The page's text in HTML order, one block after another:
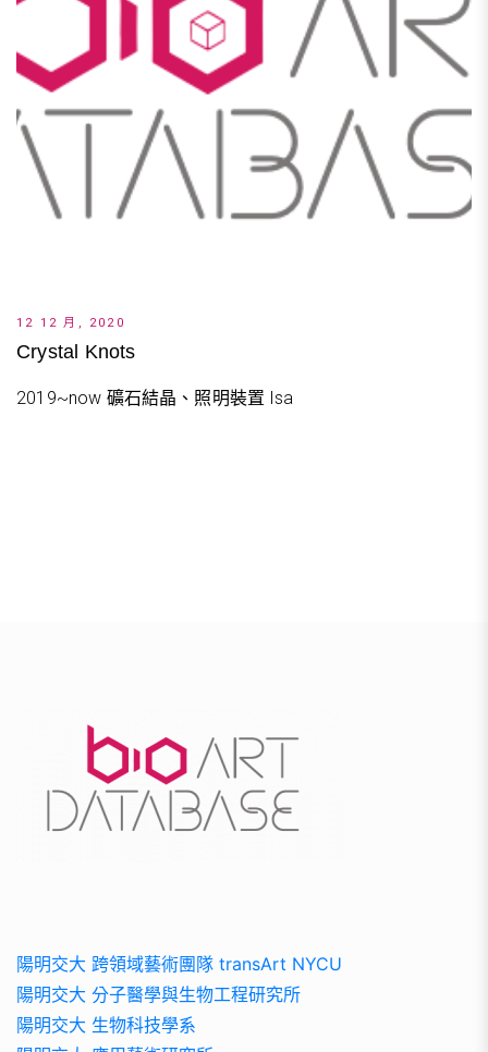
12 12 月, 2020
Crystal Knots
2019~now 礦石結晶、照明裝置 Isa
陽明交大 跨領域藝術團隊 transArt NYCU
陽明交大 分子醫學與生物工程研究所
陽明交大 生物科技學系